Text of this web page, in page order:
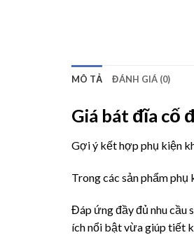
MÔ TẢ ĐÁNH GIÁ (0)
Giá bát đĩa cố
Gợi ý kết hợp phụ kiện
Trong các sản phẩm
Đáp ứng đầy đủ nhu cầu
ích nổi bật vừa giúp tiết